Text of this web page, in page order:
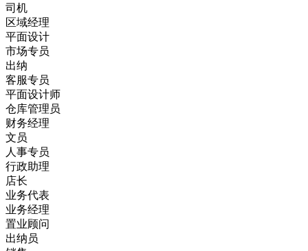
司机
区域经理
平面设计
市场专员
出纳
客服专员
平面设计师
仓库管理员
财务经理
文员
人事专员
行政助理
店长
业务代表
业务经理
置业顾问
出纳员